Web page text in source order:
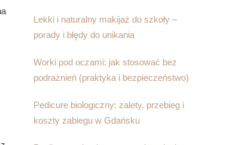
Lekki i naturalny makijaż do szkoły –
porady i błędy do unikania
Worki pod oczami: jak stosować bez
podrażnień (praktyka i bezpieczeństwo)
Pedicure biologiczny: zalety, przebieg i
koszty zabiegu w Gdańsku